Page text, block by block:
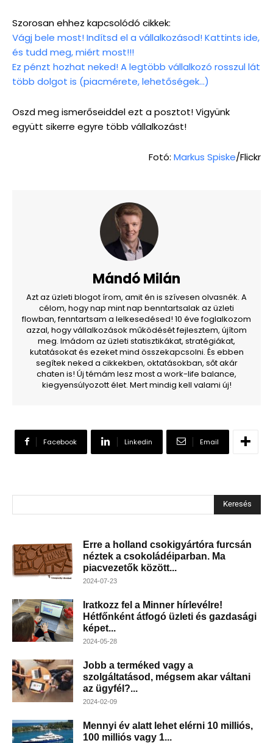
Szorosan ehhez kapcsolódó cikkek:
Vágj bele most! Indítsd el a vállalkozásod! Kattints ide,
és tudd meg, miért most!!!
Ez pénzt hozhat neked! A legtöbb vállalkozó rosszul lát
több dolgot is (piacmérete, lehetőségek…)
Oszd meg ismerőseiddel ezt a posztot! Vigyünk
együtt sikerre egyre több vállalkozást!
Fotó: Markus Spiske/Flickr
Mándó Milán
Azt az üzleti blogot írom, amit én is szívesen olvasnék. A
célom, hogy nap mint nap benntartsalak az üzleti
flowban, fenntartsam a lelkesedésed! 10 éve foglalkozom
azzal, hogy vállalkozások működését fejlesztem, újítom
meg. Imádom az üzleti statisztikákat, stratégiákat,
kutatásokat és ezeket mind összekapcsolni. És ebben
segítek neked a cikkekben, oktatásokban, sőt akár
chaten is! Új témám lesz most a work-life balance,
kiegyensúlyozott élet. Mert mindig kell valami új!
Facebook Linkedin Email
Keresés
Erre a holland csokigyártóra furcsán
néztek a csokoládéiparban. Ma
piacvezetők között...
2024-07-23
Iratkozz fel a Minner hírlevélre!
Hétfőnként átfogó üzleti és gazdasági
képet...
2024-05-28
Jobb a terméked vagy a
szolgáltatásod, mégsem akar váltani
az ügyfél?...
2024-02-09
Mennyi év alatt lehet elérni 10 milliós,
100 milliós vagy 1...